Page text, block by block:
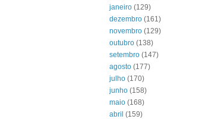
janeiro (129)
dezembro (161)
novembro (129)
outubro (138)
setembro (147)
agosto (177)
julho (170)
junho (158)
maio (168)
abril (159)